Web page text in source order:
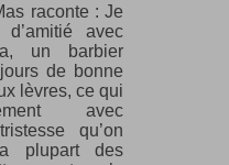
raconte : Je
avec
un barbier
de bonne
lèvres, ce qui
avec
qu’on
plupart des